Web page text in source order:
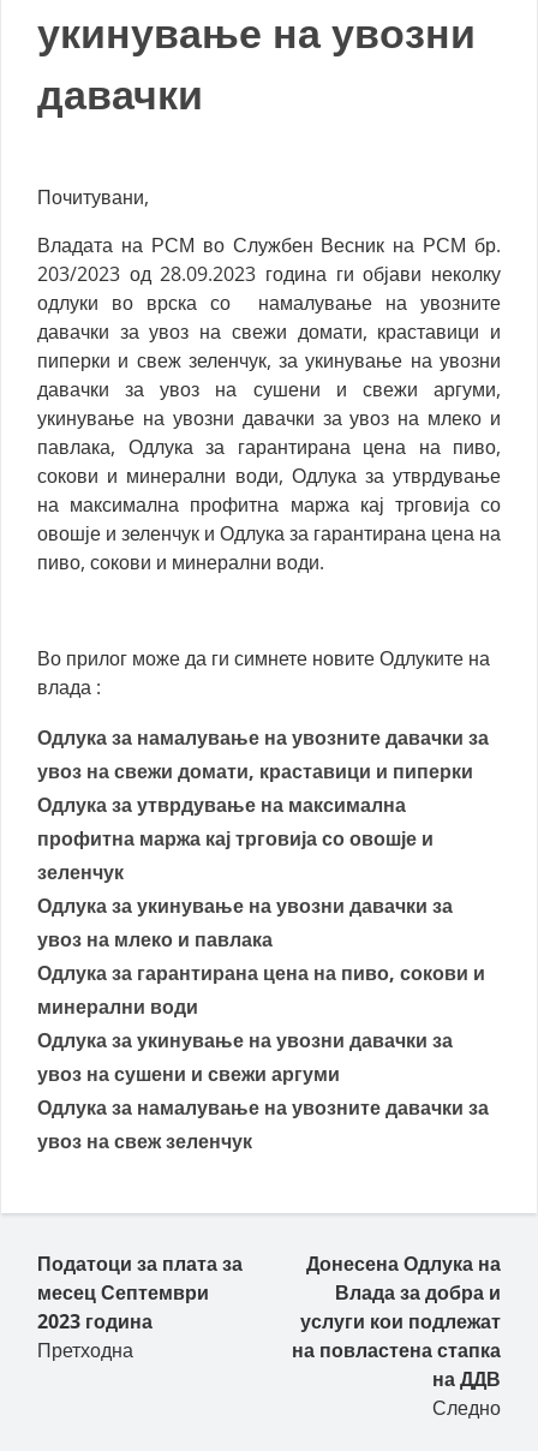
укинување на увозни
давачки
Почитувани,
Владата на РСМ во Службен Весник на РСМ бр.
203/2023 од 28.09.2023 година ги објави неколку
одлуки во врска со намалување на увозните
давачки за увоз на свежи домати, краставици и
пиперки и свеж зеленчук, за укинување на увозни
давачки за увоз на сушени и свежи аргуми,
укинување на увозни давачки за увоз на млеко и
павлака, Одлука за гарантирана цена на пиво,
сокови и минерални води, Одлука за утврдување
на максимална профитна маржа кај трговија со
овошје и зеленчук и Одлука за гарантирана цена на
пиво, сокови и минерални води.
Во прилог може да ги симнете новите Одлуките на
влада :
Одлука за намалување на увозните давачки за
увоз на свежи домати, краставици и пиперки
Одлука за утврдување на максимална
профитна маржа кај трговија со овошје и
зеленчук
Одлука за укинување на увозни давачки за
увоз на млеко и павлака
Одлука за гарантирана цена на пиво, сокови и
минерални води
Одлука за укинување на увозни давачки за
увоз на сушени и свежи аргуми
Одлука за намалување на увозните давачки за
увоз на свеж зеленчук
Пост навигација
Податоци за плата за
месец Септември
2023 година
Претходна
Донесена Одлука на
Влада за добра и
услуги кои подлежат
на повластена стапка
на ДДВ
Следно